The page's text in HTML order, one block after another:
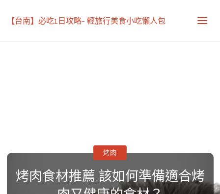
【台南】必吃1日攻略- 輕旅行美食小吃懶人包
烤肉食材推薦,該如何準備適合烤
烤肉